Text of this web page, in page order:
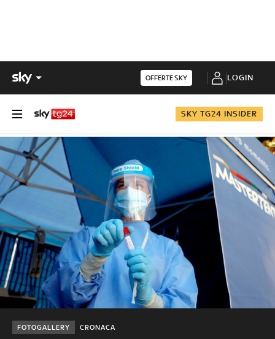
OFFERTE SKY LOGIN
SKY TG24 INSIDER
CRONACA
FOTOGALLERY